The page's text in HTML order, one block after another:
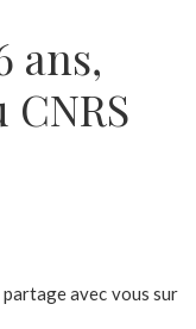
ans,
avec vous sur